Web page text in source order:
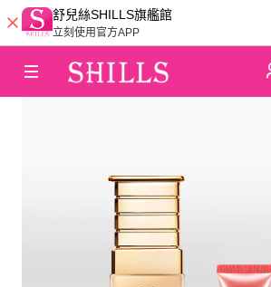
舒兒絲SHILLS旗艦館
立刻使用官方APP